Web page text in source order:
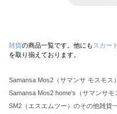
雑貨の商品一覧です。他にも スカート
を取り揃えております。
Samansa Mos2（サマンサ モスモス
Samansa Mos2 home's（サマンサ
SM2（エスエムツー）のその他雑貨